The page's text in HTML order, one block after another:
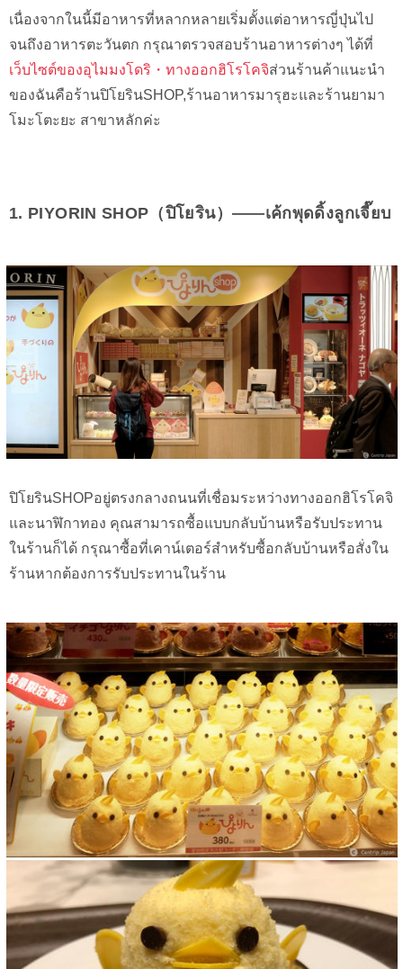
เนื่องจากในนี้มีอาหารที่หลากหลายเริ่มตั้งแต่อาหารญี่ปุ่นไป
จนถึงอาหารตะวันตก กรุณาตรวจสอบร้านอาหารต่างๆ ได้ที่
เว็บไซต์ของอุไมมงโดริ・ทางออกฮิโรโคจิส่วนร้านค้าแนะนำ
ของฉันคือร้านปิโยรินSHOP,ร้านอาหารมารุฮะและร้านยามา
โมะโตะยะ สาขาหลักค่ะ
1. PIYORIN SHOP（ปิโยริน）——เค้กพุดดิ้งลูกเจี๊ยบ
ปิโยรินSHOPอยู่ตรงกลางถนนที่เชื่อมระหว่างทางออกฮิโรโคจิ
และนาฬิกาทอง คุณสามารถซื้อแบบกลับบ้านหรือรับประทาน
ในร้านก็ได้ กรุณาซื้อที่เคาน์เตอร์สำหรับซื้อกลับบ้านหรือสั่งใน
ร้านหากต้องการรับประทานในร้าน